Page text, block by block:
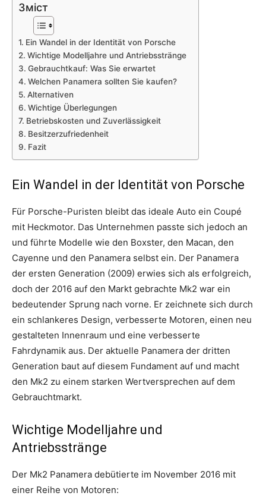
Зміст
Ein Wandel in der Identität von Porsche
Wichtige Modelljahre und Antriebsstränge
Gebrauchtkauf: Was Sie erwartet
Welchen Panamera sollten Sie kaufen?
Alternativen
Wichtige Überlegungen
Betriebskosten und Zuverlässigkeit
Besitzerzufriedenheit
Fazit
Ein Wandel in der Identität von Porsche
Für Porsche-Puristen bleibt das ideale Auto ein Coupé
mit Heckmotor. Das Unternehmen passte sich jedoch an
und führte Modelle wie den Boxster, den Macan, den
Cayenne und den Panamera selbst ein. Der Panamera
der ersten Generation (2009) erwies sich als erfolgreich,
doch der 2016 auf den Markt gebrachte Mk2 war ein
bedeutender Sprung nach vorne. Er zeichnete sich durch
ein schlankeres Design, verbesserte Motoren, einen neu
gestalteten Innenraum und eine verbesserte
Fahrdynamik aus. Der aktuelle Panamera der dritten
Generation baut auf diesem Fundament auf und macht
den Mk2 zu einem starken Wertversprechen auf dem
Gebrauchtmarkt.
Wichtige Modelljahre und
Antriebsstränge
Der Mk2 Panamera debütierte im November 2016 mit
einer Reihe von Motoren: